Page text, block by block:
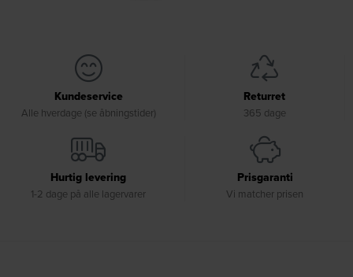
Kundeservice
Alle hverdage (se åbningstider)
Returret
365 dage
Hurtig levering
1-2 dage på alle lagervarer
Prisgaranti
Vi matcher prisen